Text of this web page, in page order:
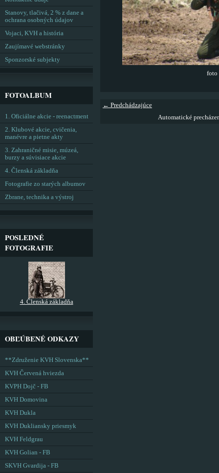
foto
← Predchádzajúce
Automatické
Stanovy, tlačivá, 2 % z dane a
ochrana osobných údajov
Vojaci, KVH a história
Zaujímavé webstránky
Sponzorské subjekty
FOTOALBUM
1. Oficiálne akcie - reenactment
2. Klubové akcie, cvičenia,
manévre a pietne akty
3. Zahraničné misie, múzeá,
burzy a súvisiace akcie
4. Členská základňa
Fotografie zo starých albumov
Zbrane, technika a výstroj
POSLEDNÉ
FOTOGRAFIE
4. Členská základňa
OBĽÚBENÉ ODKAZY
**Združenie KVH Slovenska**
KVH Červená hviezda
KVPH Dojč - FB
KVH Domovina
KVH Dukla
KVH Dukliansky priesmyk
KVH Feldgrau
KVH Golian - FB
SKVH Gvardija - FB